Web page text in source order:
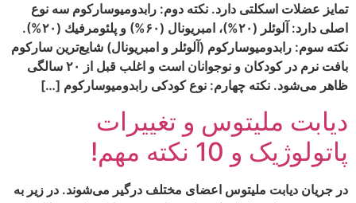
تمايز عضلات اسكلتى دارد. نکته دوم: رابدومیوسارکوم سه نوع
اصلى دارد: آلوئلر (۲۰%)، امبريونال (۶۰%) و پلئومرفيك (۲۰%).
نکته سوم: رابدوميوساركوم (آلوئلر و امبريونال) شايع‌‏ترين ساركوم
بافت نرم در كودكان و نوجوانان است و اغلب قبل از ۲۰ سالگى
ظاهر مى‌‏شود. نکته چهارم: نوع كودكى رابدوميوساركوم […]
دیابت ملیتوس و تغییرات
پاتولوژیک و 10 نکته مهم!
در جریان دیابت ملیتوس اعضای مختلف درگیر می‌شوند. در زیر به